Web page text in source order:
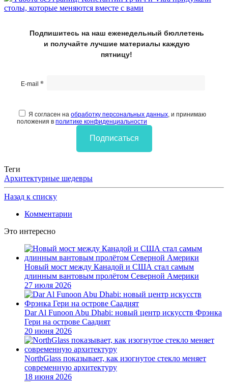
столы, которые меняются вместе с вами
Подпишитесь на наш еженедельный бюллетень
и получайте лучшие материалы каждую
пятницу!
E-mail *
Я согласен на обработку персональных данных, и принимаю
положения в политике конфиденциальности
Подписаться
Теги
Архитектурные шедевры
Назад к списку
Комментарии
Это интересно
Новый мост между Канадой и США стал самым
длинным вантовым пролётом Северной Америки
27 июля 2026
Dar Al Funoon Abu Dhabi: новый центр искусств Фрэнка
Гери на острове Саадият
20 июня 2026
NorthGlass показывает, как изогнутое стекло меняет
современную архитектуру
18 июня 2026